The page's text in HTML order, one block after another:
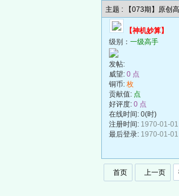
主题 : 【073期】原创
【神机妙算】
级别： 一级高手
发帖:
威望: 0 点
铜币: 枚
贡献值: 点
好评度: 0 点
在线时间: 0(时)
注册时间: 1970-01-01
最后登录: 1970-01-01
首页 上一页